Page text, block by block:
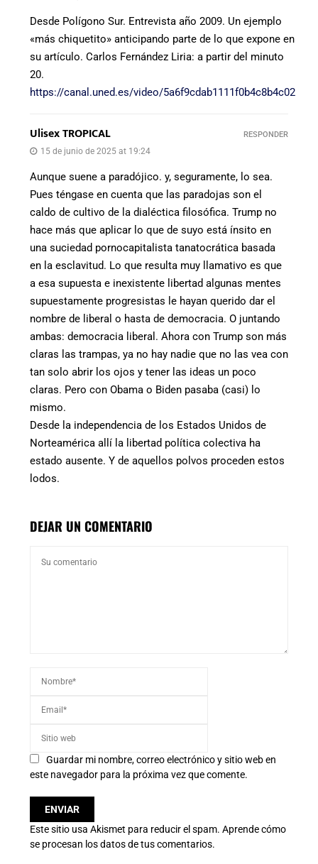
Desde Polígono Sur. Entrevista año 2009. Un ejemplo
«más chiquetito» anticipando parte de lo que expone en
su artículo. Carlos Fernández Liria: a partir del minuto
20.
https://canal.uned.es/video/5a6f9cdab1111f0b4c8b4c02
Ulisex TROPICAL
15 de junio de 2025 at 19:24
Aunque suene a paradójico. y, seguramente, lo sea.
Pues téngase en cuenta que las paradojas son el
caldo de cultivo de la dialéctica filosófica. Trump no
hace más que aplicar lo que de suyo está ínsito en
una suciedad pornocapitalista tanatocrática basada
en la esclavitud. Lo que resulta muy llamativo es que
a esa supuesta e inexistente libertad algunas mentes
supuestamente progresistas le hayan querido dar el
nombre de liberal o hasta de democracia. O juntando
ambas: democracia liberal. Ahora con Trump son más
claras las trampas, ya no hay nadie que no las vea con
tan solo abrir los ojos y tener las ideas un poco
claras. Pero con Obama o Biden pasaba (casi) lo
mismo.
Desde la independencia de los Estados Unidos de
Norteamérica allí la libertad política colectiva ha
estado ausente. Y de aquellos polvos proceden estos
lodos.
RESPONDER
DEJAR UN COMENTARIO
Guardar mi nombre, correo electrónico y sitio web en
este navegador para la próxima vez que comente.
Este sitio usa Akismet para reducir el spam. Aprende cómo
se procesan los datos de tus comentarios.